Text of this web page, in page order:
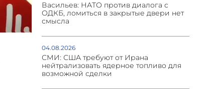
Васильев: НАТО против диалога с
ОДКБ, ломиться в закрытые двери нет
смысла
04.08.2026
СМИ: США требуют от Ирана
нейтрализовать ядерное топливо для
возможной сделки